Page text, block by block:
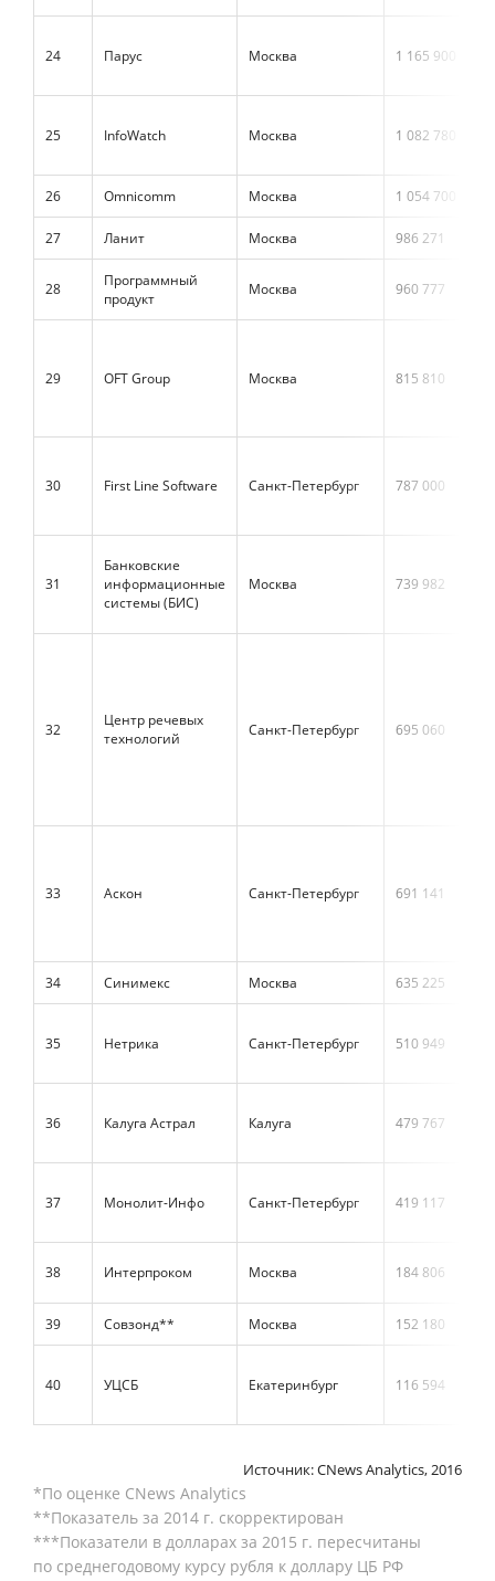
24 Парус Москва 1 165 900
25 InfoWatch Москва 1 082 780
26 Omnicomm Москва 1 054 700
27 Ланит Москва 986 271
28
Программный
продукт
Москва 960 777
29 OFT Group Москва 815 810
30 First Line Software Санкт-Петербург 787 000
31
Банковские
информационные
системы (БИС)
Москва 739 982
32
Центр речевых
технологий
Санкт-Петербург 695 060
33 Аскон Санкт-Петербург 691 141
34 Синимекс Москва 635 225
35 Нетрика Санкт-Петербург 510 949
36 Калуга Астрал Калуга 479 767
37 Монолит-Инфо Санкт-Петербург 419 117
38 Интерпроком Москва 184 806
39 Совзонд** Москва 152 180
40 УЦСБ Екатеринбург 116 594
Источник: CNews Analytics, 2016
*По оценке CNews Analytics
**Показатель за 2014 г. скорректирован
***Показатели в долларах за 2015 г. пересчитаны
по среднегодовому курсу рубля к доллару ЦБ РФ